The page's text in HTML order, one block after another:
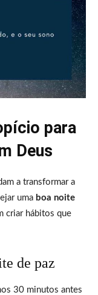
para
Deus
a transformar a
uma boa noite
criar hábitos que
de paz
30 minutos antes